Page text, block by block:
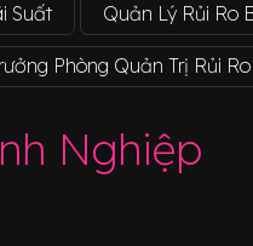
Suất Quản Lý Rủi Ro
Phòng Quản Trị Rủi
Nghiệp